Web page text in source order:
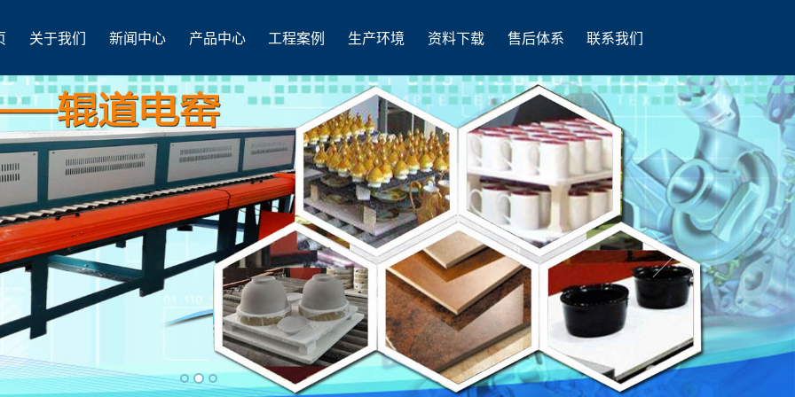
关于我们 新闻中心 产品中心 工程案例 生产环境 资料下载 售后体系 联系我们